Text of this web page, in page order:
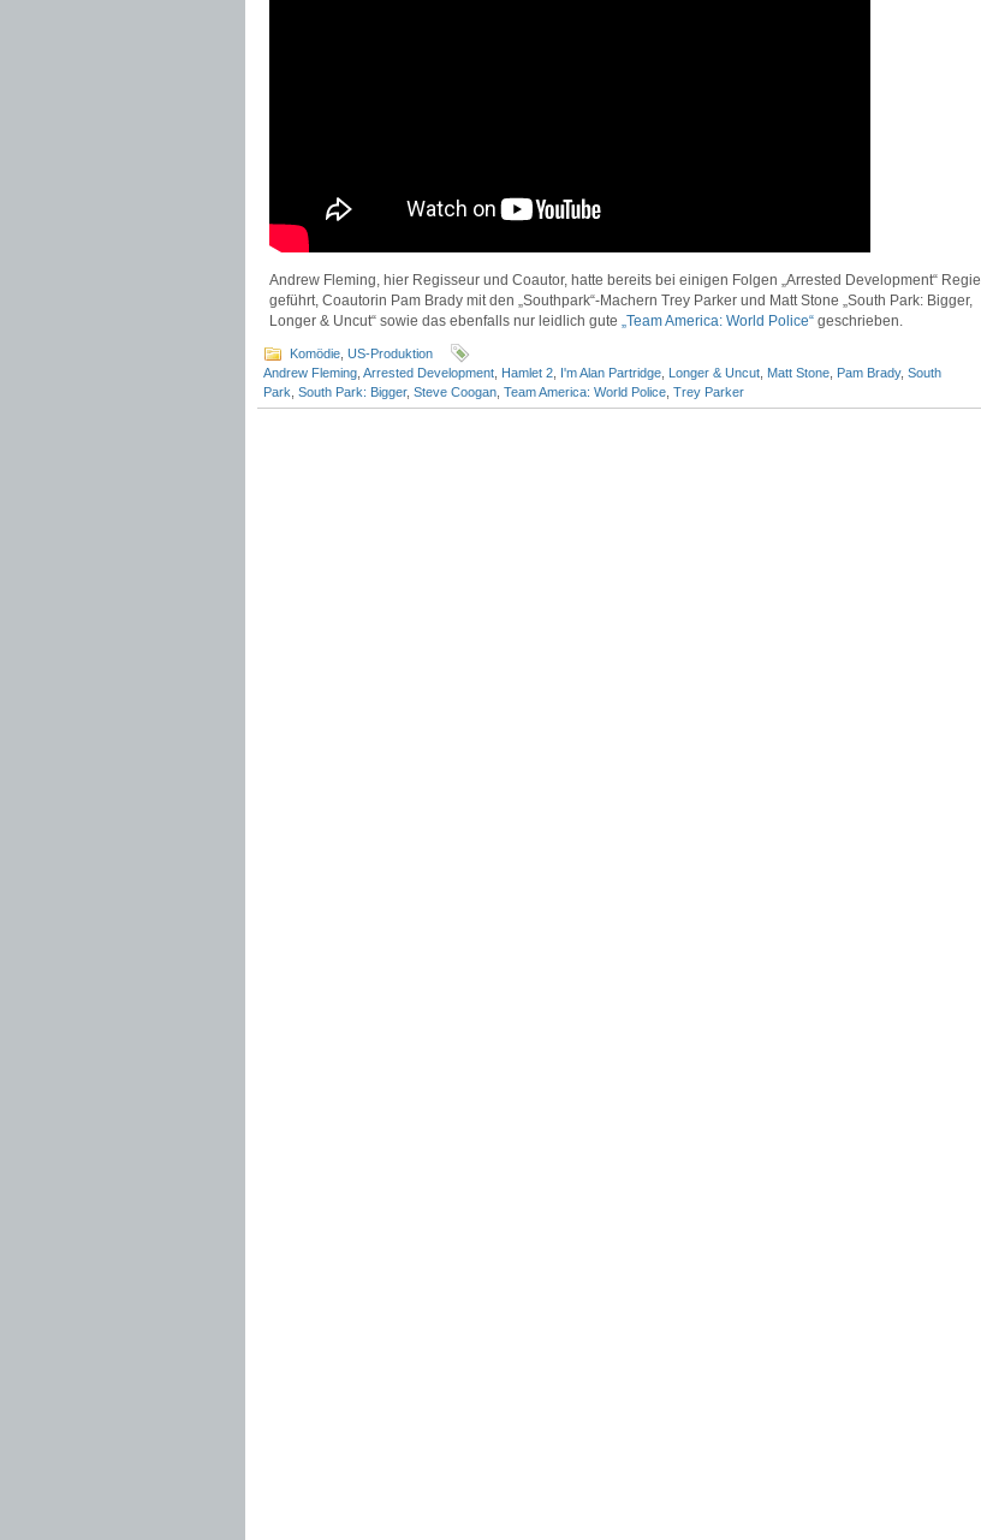
Andrew Fleming, hier Regisseur und Coautor, hatte bereits bei einigen Folgen „Arrested Development“ Regie
geführt, Coautorin Pam Brady mit den „Southpark“-Machern Trey Parker und Matt Stone „South Park: Bigger,
Longer & Uncut“ sowie das ebenfalls nur leidlich gute „Team America: World Police“ geschrieben.
Komödie US-Produktion
Andrew Fleming Arrested Development Hamlet 2 I'm Alan Partridge Longer & Uncut Matt Stone Pam Brady, South
Park South Park: Bigger, Steve Coogan Team America: World Police Trey Parker